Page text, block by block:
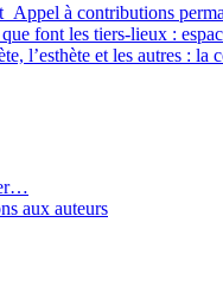
à contributions
font les tiers-lieux :
l’esthète et les autres : la
aux auteurs